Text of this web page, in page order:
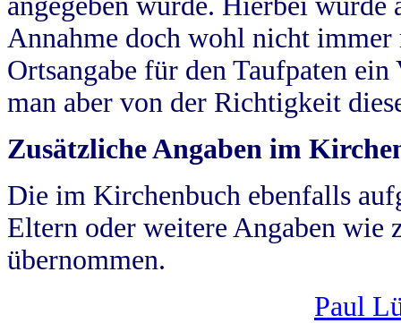
Annahme doch wohl nicht
Ortsangabe für den Taufpaten
man aber von der Richtigkeit
Zusätzliche Angaben im
Die im Kirchenbuch ebenfalls
Eltern oder weitere Angaben wie
übernommen.
Paul